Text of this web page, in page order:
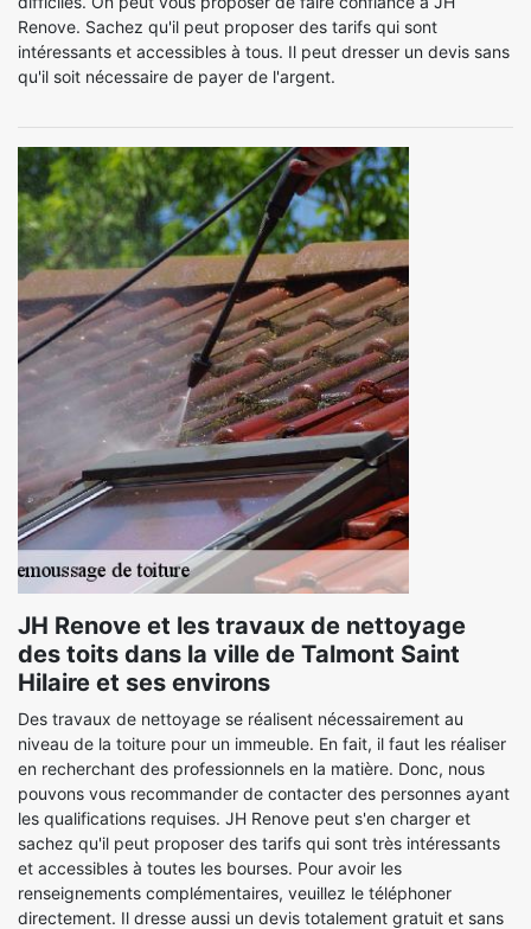
Renove. Sachez qu'il peut proposer des tarifs qui sont
intéressants et accessibles à tous. Il peut dresser un devis sans
qu'il soit nécessaire de payer de l'argent.
JH Renove et les travaux de nettoyage
des toits dans la ville de Talmont Saint
Hilaire et ses environs
Des travaux de nettoyage se réalisent nécessairement au
niveau de la toiture pour un immeuble. En fait, il faut les réaliser
en recherchant des professionnels en la matière. Donc, nous
pouvons vous recommander de contacter des personnes ayant
les qualifications requises. JH Renove peut s'en charger et
sachez qu'il peut proposer des tarifs qui sont très intéressants
et accessibles à toutes les bourses. Pour avoir les
renseignements complémentaires, veuillez le téléphoner
directement. Il dresse aussi un devis totalement gratuit et sans